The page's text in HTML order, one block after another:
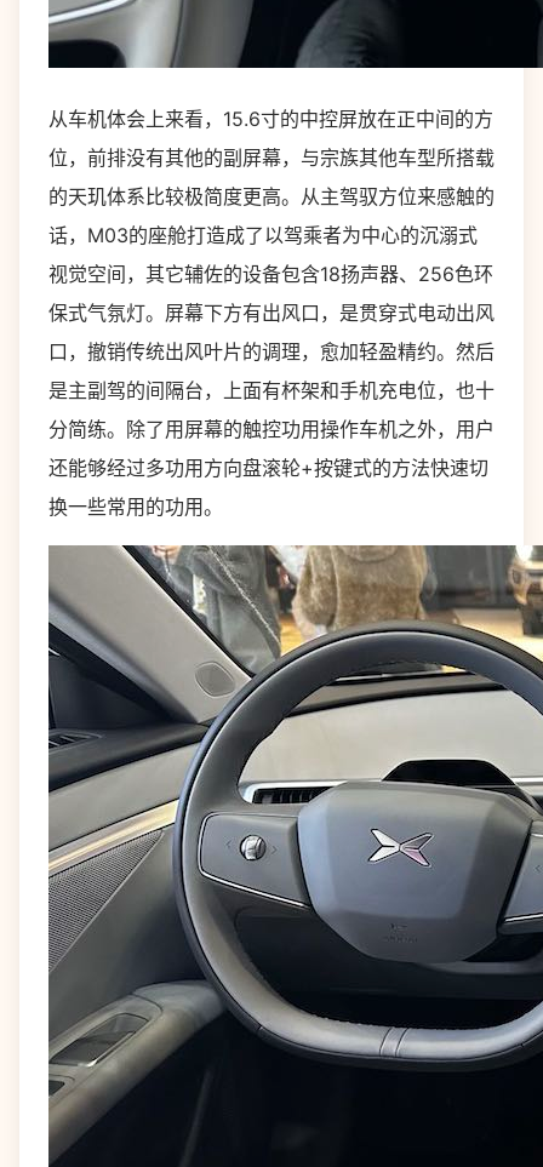
从车机体会上来看，15.6寸的中控屏放在正中间的方
位，前排没有其他的副屏幕，与宗族其他车型所搭载
的天玑体系比较极简度更高。从主驾驭方位来感触的
话，M03的座舱打造成了以驾乘者为中心的沉溺式
视觉空间，其它辅佐的设备包含18扬声器、256色环
保式气氛灯。屏幕下方有出风口，是贯穿式电动出风
口，撤销传统出风叶片的调理，愈加轻盈精约。然后
是主副驾的间隔台，上面有杯架和手机充电位，也十
分简练。除了用屏幕的触控功用操作车机之外，用户
还能够经过多功用方向盘滚轮+按键式的方法快速切
换一些常用的功用。